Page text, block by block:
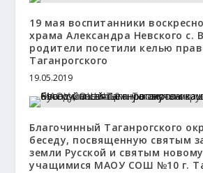
19 мая воспитанники
храма Александра Невского с.
родители посетили келью
Таганрогского
19.05.2019
Благочинный Таганрогского
беседу, посвященную святым
земли Русской и святым
учащимися МАОУ СОШ №10 г.